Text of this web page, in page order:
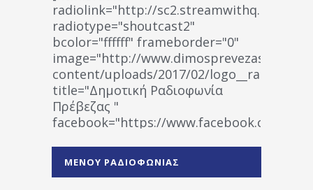
radiolink="http://
radiotype="shoutcast2"
bcolor="ffffff" frameborder="0"
image="http://www.dimosprevezas.gr/wp-
content/uploads/2017/02/
title="Δημοτική Ραδιοφωνία
Πρέβεζας "
facebook="https://www.facebook.com/
1531194763766854/" artist="" ]
ΜΕΝΟΥ ΡΑΔΙΟΦΩΝΙΑΣ